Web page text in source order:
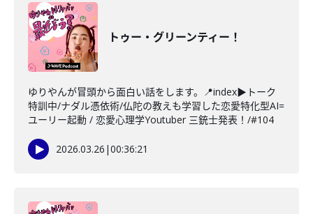
トゥー・グリーンティー！
ゆりやんが冒頭から面白い話をします。📍index▶トーク
特訓中/ナダル憑依術/仏陀の教えも学習した恋愛特化型AI=
ユーリー起動 / 恋愛心理学Youtuber 三銃士発表！/#104
2026.03.26 |00:36:21